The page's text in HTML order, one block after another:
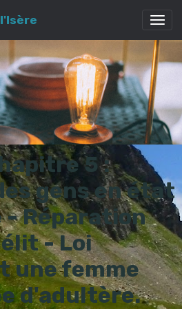
5 :
gens en état
Réparation
- Loi
une femme
d'adultère.